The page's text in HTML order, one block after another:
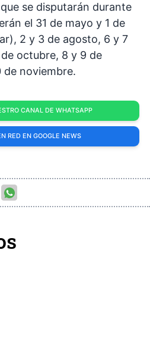
se disputarán durante
el 31 de mayo y 1 de
2 y 3 de agosto, 6 y 7
octubre, 8 y 9 de
de noviembre.
CANAL DE WHATSAPP
RED EN GOOGLE NEWS